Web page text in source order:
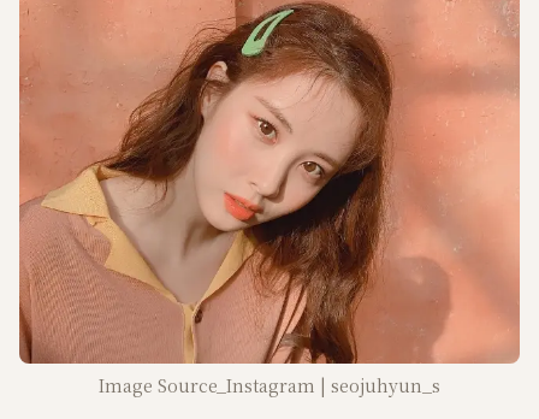
Image Source_Instagram | seojuhyun_s